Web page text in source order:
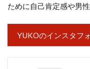
ために自己肯定感や男
YUKOのインスタフ